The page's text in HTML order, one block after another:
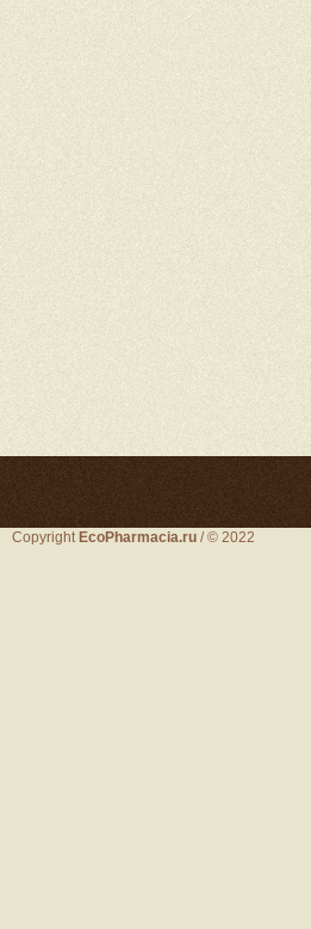
Copyright EcoPharmacia.ru / © 2022